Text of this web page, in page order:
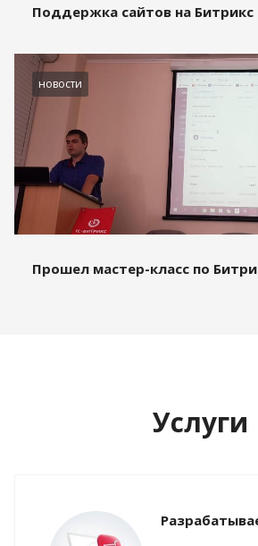
Поддержка сайтов на Битрикс
новости
Прошел мастер-класс по
Услуги